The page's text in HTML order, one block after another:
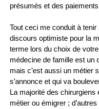
présumés et des
Tout ceci me conduit à
discours optimiste pour la
terme lors du choix de
médecine de famille est un
mais c’est aussi un métier
s’annonce et qui va
La majorité des
métier ou émigrer ;